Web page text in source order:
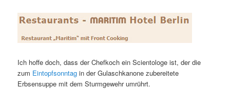
Ich hoffe doch, dass der Chefkoch ein Scientologe ist, der die
zum Eintopfsonntag in der Gulaschkanone zubereitete
Erbsensuppe mit dem Sturmgewehr umrührt.